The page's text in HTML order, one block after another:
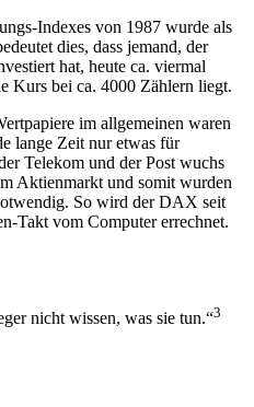
Indexes von 1987 wurde als
dies, dass jemand, der
hat, heute ca. viermal
Kurs bei ca. 4000 Zählern liegt.
im allgemeinen waren
lange Zeit nur etwas für
Telekom und der Post wuchs
Aktienmarkt und somit wurden
So wird der DAX seit
Takt vom Computer errechnet.
nicht wissen, was sie tun.“3